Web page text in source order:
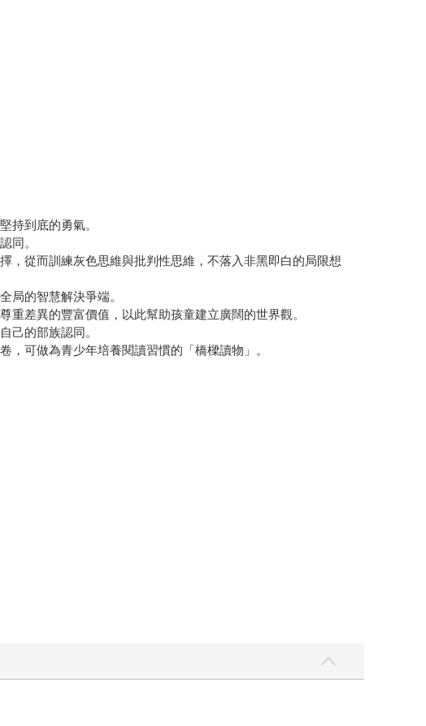
持到底的勇氣。
同。
從而訓練灰色思維與批判性思維，不落入非黑即白的局限想
局的智慧解決爭端。
差異的豐富價值，以此幫助孩童建立廣闊的世界觀。
己的部族認同。
可做為青少年培養閱讀習慣的「橋樑讀物」。